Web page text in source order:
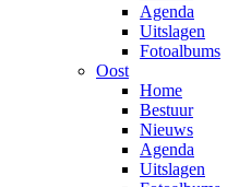
Agenda
Uitslagen
Fotoalbums
Oost
Home
Bestuur
Nieuws
Agenda
Uitslagen